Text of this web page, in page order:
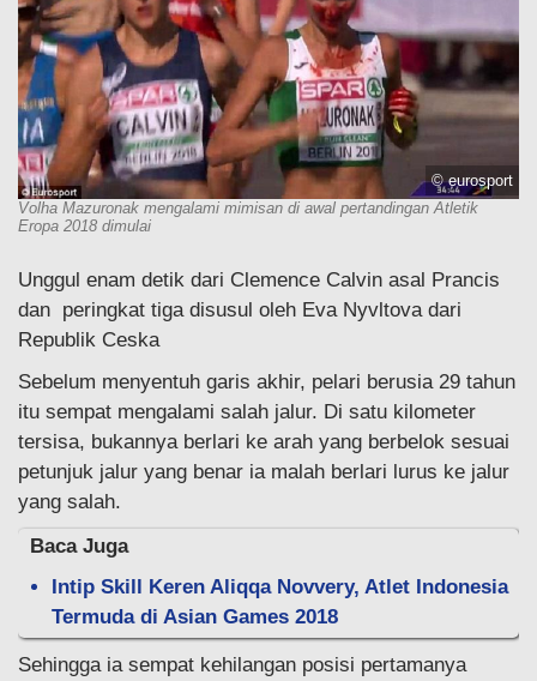
© eurosport
Volha Mazuronak mengalami mimisan di awal pertandingan Atletik
Eropa 2018 dimulai
Unggul enam detik dari Clemence Calvin asal Prancis
dan peringkat tiga disusul oleh Eva Nyvltova dari
Republik Ceska
Sebelum menyentuh garis akhir, pelari berusia 29 tahun
itu sempat mengalami salah jalur. Di satu kilometer
tersisa, bukannya berlari ke arah yang berbelok sesuai
petunjuk jalur yang benar ia malah berlari lurus ke jalur
yang salah.
Baca Juga
Intip Skill Keren Aliqqa Novvery, Atlet Indonesia
Termuda di Asian Games 2018
Sehingga ia sempat kehilangan posisi pertamanya